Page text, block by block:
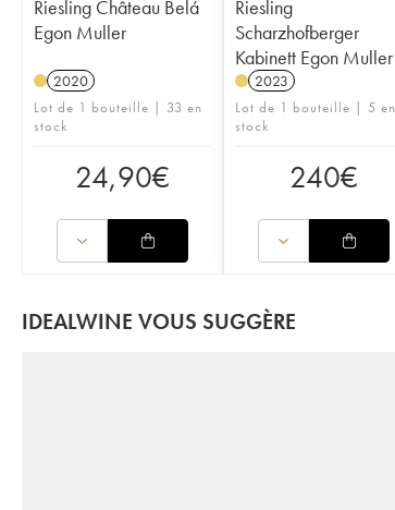
Riesling Château Belá
Egon Muller
2020
Lot de 1 bouteille | 33 en
stock
24,90€
Riesling
Scharzhofberger
Kabinett Egon Muller
2023
Lot de 1 bouteille | 5 en
stock
240€
IDEALWINE VOUS SUGGÈRE